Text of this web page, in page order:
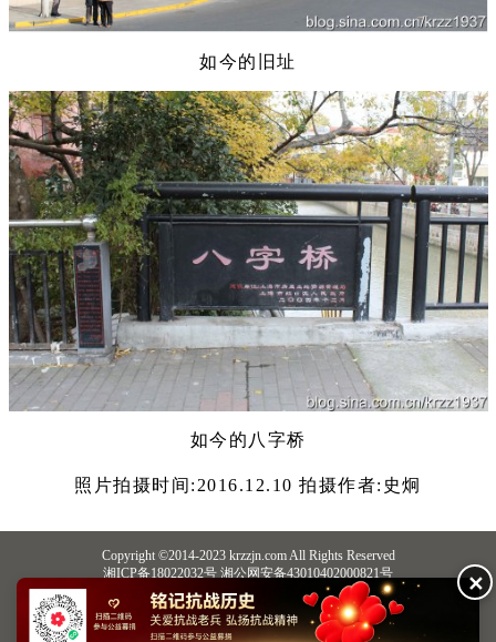
如今的旧址
如今的八字桥
照片拍摄时间:2016.12.10 拍摄作者:史炯
Copyright ©2014-2023 krzzjn.com All Rights Reserved
湘ICP备18022032号 湘公网安备43010402000821号
中央网信办违法和不良信息举报中心
长沙市互联网违法和不良信息举报中心
不良信息举报电话：0731-85531328 19198230121（微信同号）
纠错电话：18182129125 15116420702
✕